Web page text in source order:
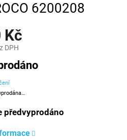
6200208
Kč
DPH
předvyprodáno